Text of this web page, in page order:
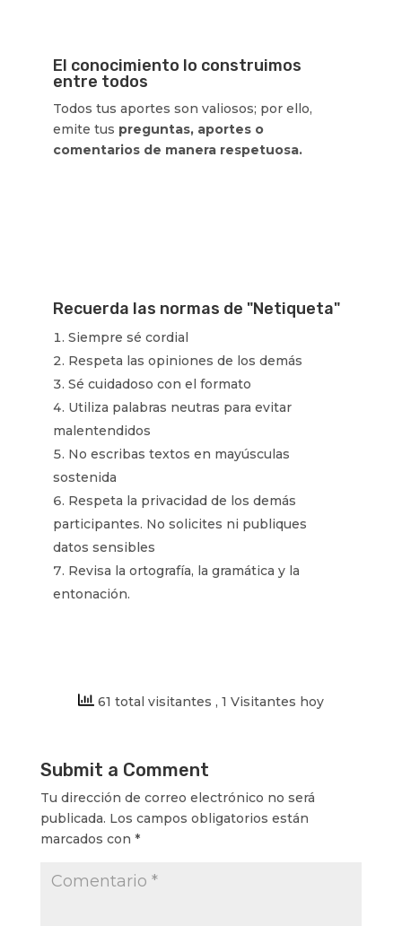
El conocimiento lo construimos
entre todos
Todos tus aportes son valiosos; por ello,
emite tus preguntas, aportes o
comentarios de manera respetuosa.
Recuerda las normas de "Netiqueta"
Siempre sé cordial
Respeta las opiniones de los demás
Sé cuidadoso con el formato
Utiliza palabras neutras para evitar
malentendidos
No escribas textos en mayúsculas
sostenida
Respeta la privacidad de los demás
participantes. No solicites ni publiques
datos sensibles
Revisa la ortografía, la gramática y la
entonación.
61 total visitantes , 1 Visitantes hoy
Submit a Comment
Tu dirección de correo electrónico no será
publicada. Los campos obligatorios están
marcados con *